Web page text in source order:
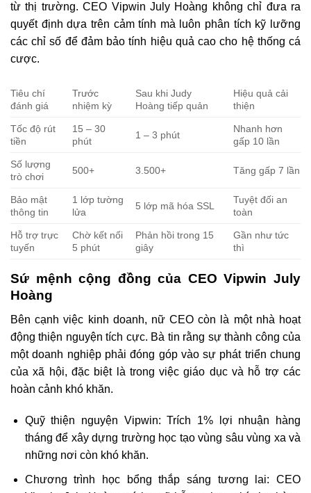
từ thị trường. CEO Vipwin July Hoàng không chỉ đưa ra
quyết định dựa trên cảm tính mà luôn phân tích kỹ lưỡng
các chỉ số để đảm bảo tính hiệu quả cao cho hệ thống cá
cược.
Tiêu chí
đánh giá
Trước
nhiệm kỳ
Sau khi Judy
Hoàng tiếp quản
Hiệu quả cải
thiện
Tốc độ rút
tiền
15 – 30
phút
1 – 3 phút
Nhanh hơn
gấp 10 lần
Số lượng
trò chơi
500+ 3.500+ Tăng gấp 7 lần
Bảo mật
thông tin
1 lớp tường
lửa
5 lớp mã hóa SSL
Tuyệt đối an
toàn
Hỗ trợ trực
tuyến
Chờ kết nối
5 phút
Phản hồi trong 15
giây
Gần như tức
thì
Sứ mệnh cộng đồng của CEO Vipwin July
Hoàng
Bên cạnh việc kinh doanh, nữ CEO còn là một nhà hoạt
động thiện nguyện tích cực. Bà tin rằng sự thành công của
một doanh nghiệp phải đóng góp vào sự phát triển chung
của xã hội, đặc biệt là trong việc giáo dục và hỗ trợ các
hoàn cảnh khó khăn.
Quỹ thiện nguyện Vipwin: Trích 1% lợi nhuận hàng
tháng để xây dựng trường học tạo vùng sâu vùng xa và
những nơi còn khó khăn.
Chương trình học bổng thắp sáng tương lai: CEO